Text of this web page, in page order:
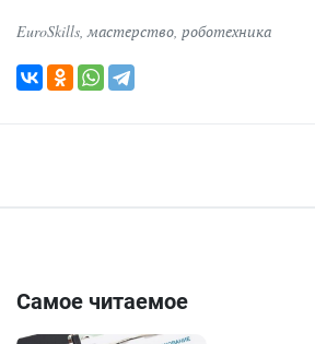
EuroSkills,мастерство, роботехника
Самое читаемое